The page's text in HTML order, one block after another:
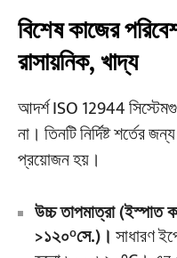
বিশেষ কাজের
রাসায়নিক, খাদ্য
আদর্শ ISO 12944
না। তিনটি নির্দিষ্ট শর্তের
প্রয়োজন হয়।
উচ্চ তাপমাত্রা (ইস্পাত
>১২০°সে.)। সাধারণ